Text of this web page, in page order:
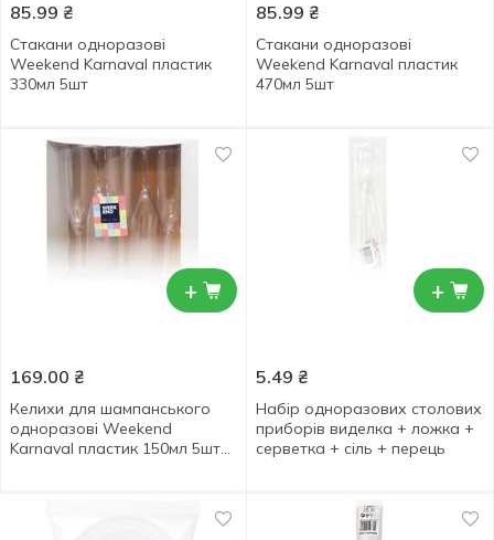
85.99 ₴
Стакани одноразові
Weekend Karnaval пластик
330мл 5шт
85.99 ₴
Стакани одноразові
Weekend Karnaval пластик
470мл 5шт
+
169.00 ₴
Келихи для шампанського
одноразові Weekend
Karnaval пластик 150мл 5шт
+
5.49 ₴
Набір одноразових столових
приборів виделка + ложка +
серветка + сіль + перець